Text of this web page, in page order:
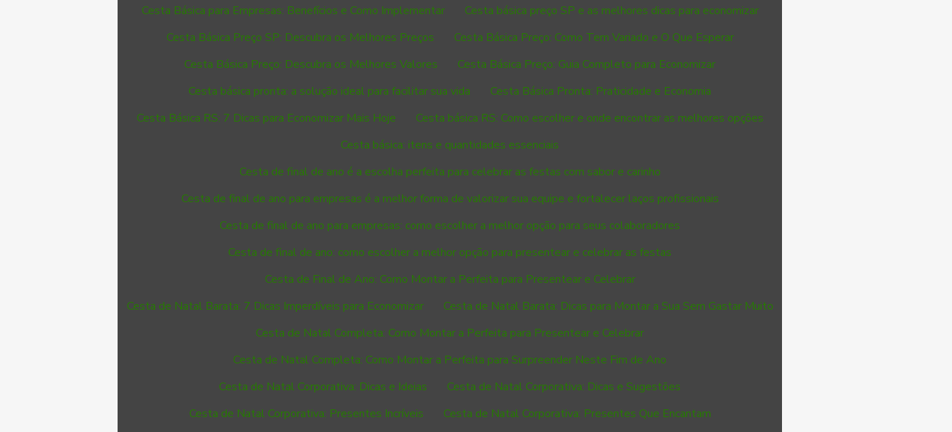
Cesta Básica para Empresas: Benefícios e Como Implementar
Cesta básica preço SP e as melhores dicas para economizar
Cesta Básica Preço SP: Descubra os Melhores Preços
Cesta Básica Preço: Como Tem Variado e O Que Esperar
Cesta Básica Preço: Descubra os Melhores Valores
Cesta Básica Preço: Guia Completo para Economizar
Cesta básica pronta: a solução ideal para facilitar sua vida
Cesta Básica Pronta: Praticidade e Economia
Cesta Básica RS: 7 Dicas para Economizar Mais Hoje
Cesta básica RS: Como escolher e onde encontrar as melhores opções
Cesta básica: itens e quantidades essenciais
Cesta de final de ano é a escolha perfeita para celebrar as festas com sabor e carinho
Cesta de final de ano para empresas é a melhor forma de valorizar sua equipe e fortalecer laços profissionais
Cesta de final de ano para empresas: como escolher a melhor opção para seus colaboradores
Cesta de final de ano: como escolher a melhor opção para presentear e celebrar as festas
Cesta de Final de Ano: Como Montar a Perfeita para Presentear e Celebrar
Cesta de Natal Barata: 7 Dicas Imperdíveis para Economizar
Cesta de Natal Barata: Dicas para Montar a Sua Sem Gastar Muito
Cesta de Natal Completa: Como Montar a Perfeita para Presentear e Celebrar
Cesta de Natal Completa: Como Montar a Perfeita para Surpreender Neste Fim de Ano
Cesta de Natal Corporativa: Dicas e Ideias
Cesta de Natal Corporativa: Dicas e Sugestões
Cesta de Natal Corporativa: Presentes Incríveis
Cesta de Natal Corporativa: Presentes Que Encantam